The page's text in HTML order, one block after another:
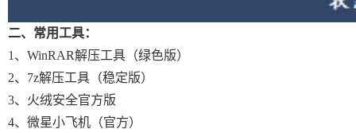
二、常用工具：
1、WinRAR解压工具（绿色版）
2、7z解压工具（稳定版）
3、火绒安全官方版
4、微星小飞机（官方）